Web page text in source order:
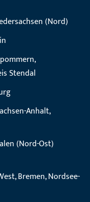
(Nord)
Stendal
Anhalt,
(Nord-Ost)
Bremen, Nordsee-